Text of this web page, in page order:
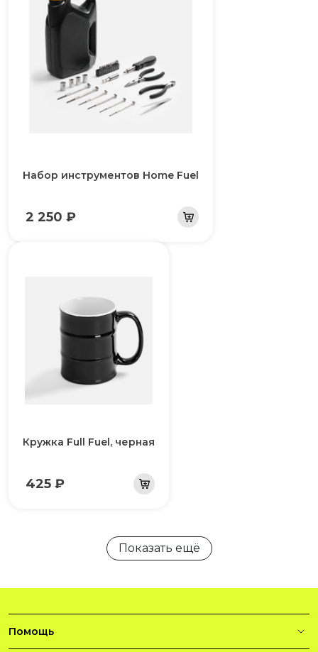
Набор инструментов Home Fuel
2 250 ₽
Кружка Full Fuel, черная
425 ₽
Показать ещё
Помощь